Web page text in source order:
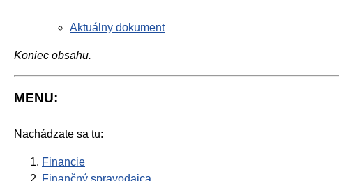
Aktuálny dokument
Koniec obsahu.
MENU:
Nachádzate sa tu:
Financie
Finančný spravodajca